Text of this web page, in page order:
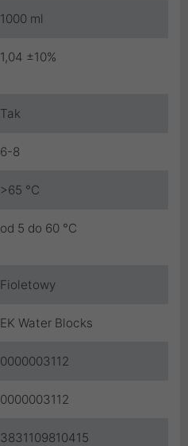
1000 ml
1,04 ±10%
Tak
6-8
>65 °C
od 5 do 60 °C
Fioletowy
EK Water Blocks
0000003112
0000003112
3831109810415